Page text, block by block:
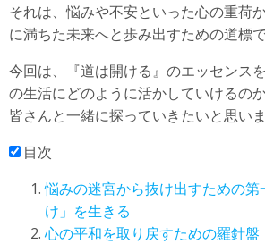
それは、悩みや不安といった心の重荷
に満ちた未来へと歩み出すための道標で
今回は、『道は開ける』のエッセンス
の生活にどのように活かしていけるの
皆さんと一緒に探っていきたいと思いま
目次
悩みの迷宮から抜け出すための
け」を生きる
心の平和を取り戻すための羅針